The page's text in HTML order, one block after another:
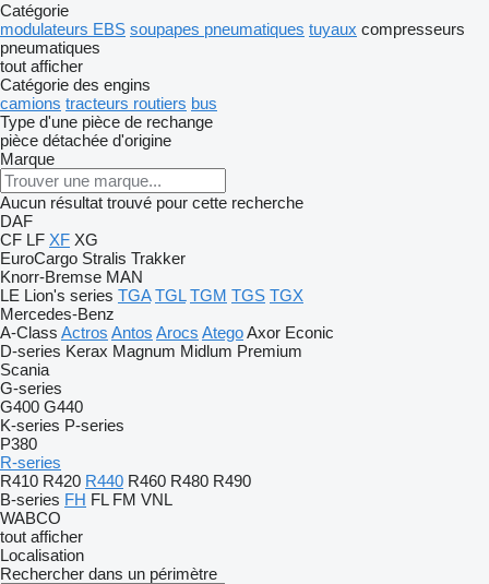
Catégorie
modulateurs EBS soupapes pneumatiques tuyaux compresseurs
pneumatiques
tout afficher
Catégorie des engins
camions tracteurs routiers bus
Type d'une pièce de rechange
pièce détachée d'origine
Marque
Aucun résultat trouvé pour cette recherche
DAF
CF LF XF XG
EuroCargo Stralis Trakker
Knorr-Bremse MAN
LE Lion's series TGA TGL TGM TGS TGX
Mercedes-Benz
A-Class Actros Antos Arocs AtegoAxor Econic
D-series Kerax Magnum Midlum Premium
Scania
G-series
G400 G440
K-series P-series
P380
R-series
R410 R420 R440 R460 R480 R490
B-series FH FL FM VNL
WABCO
tout afficher
Localisation
Rechercher dans un périmètre